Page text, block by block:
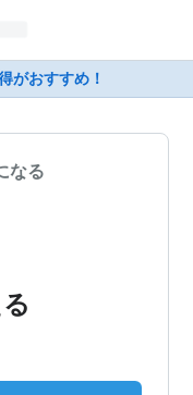
がおすすめ！
なる